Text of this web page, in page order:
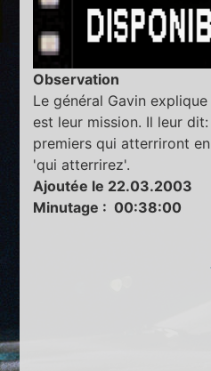
Observation
Le général Gavin
est leur mission. Il leur
premiers qui atterriront
'qui atterrirez'.
Ajoutée le 22.03.2003
Minutage : 00:38:00